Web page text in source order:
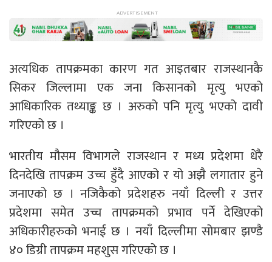
अत्यधिक तापक्रमका कारण गत आइतबार राजस्थानकै
सिकर जिल्लामा एक जना किसानको मृत्यु भएको
आधिकारिक तथ्याङ्क छ । अरुको पनि मृत्यु भएको दावी
गरिएको छ ।
भारतीय मौसम विभागले राजस्थान र मध्य प्रदेशमा धेरै
दिनदेखि तापक्रम उच्च हुँदै आएको र यो अझै लगातार हुने
जनाएको छ । नजिकैको प्रदेशहरु नयाँ दिल्ली र उत्तर
प्रदेशमा समेत उच्च तापक्रमको प्रभाव पर्ने देखिएको
अधिकारीहरुको भनाई छ । नयाँ दिल्लीमा सोमबार झण्डै
४० डिग्री तापक्रम महशुस गरिएको छ ।